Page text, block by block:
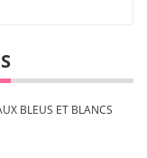
BLEUS ET BLANCS